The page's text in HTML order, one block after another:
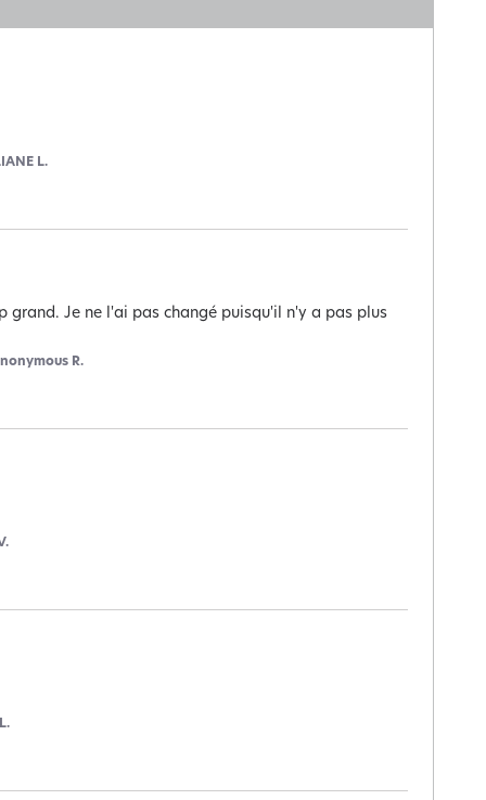
L.
Je ne l'ai pas changé puisqu'il n'y a pas plus
R.